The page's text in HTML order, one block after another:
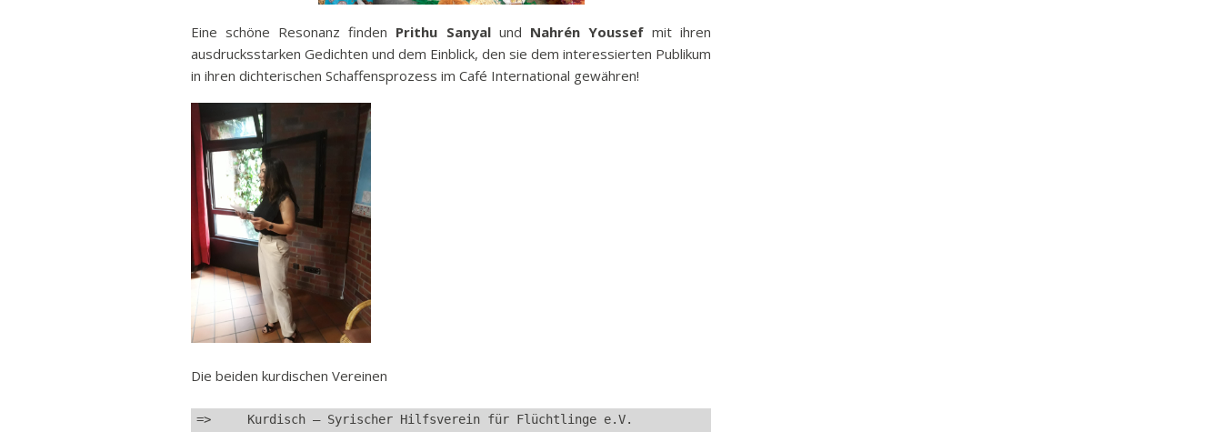
Eine schöne Resonanz finden Prithu Sanyalund Nahrén Youssefmit ihren
ausdrucksstarken Gedichten und dem Einblick, den sie dem interessierten Publikum
in ihren dichterischen Schaffensprozess im Café International gewähren!
Die beiden kurdischen Vereinen
=>     Kurdisch – Syrischer Hilfsverein für Flüchtlinge e.V.